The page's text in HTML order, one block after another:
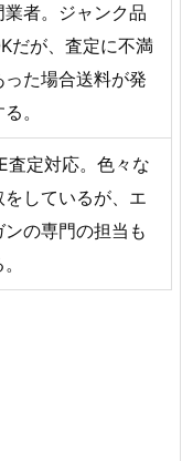
業者。ジャンク品
だが、査定に不満
った場合送料が発
。
査定対応。色々な
をしているが、エ
ンの専門の担当も